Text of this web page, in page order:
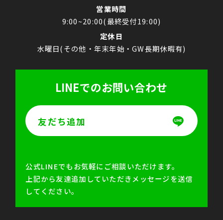
営業時間
9:00~20:00(最終受付19:00)
定休日
水曜日(その他・年末年始・GW長期休暇有)
LINEでのお問い合わせ
友だち追加
公式LINEでもお気軽にご相談いただけます。
上記から友達追加していただきメッセージを送信
してください。